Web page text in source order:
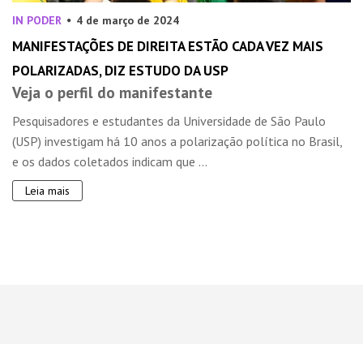
IN PODER 4 de março de 2024
MANIFESTAÇÕES DE DIREITA ESTÃO CADA VEZ MAIS
POLARIZADAS, DIZ ESTUDO DA USP
Veja o perfil do manifestante
Pesquisadores e estudantes da Universidade de São Paulo
(USP) investigam há 10 anos a polarização política no Brasil,
e os dados coletados indicam que ...
Leia mais